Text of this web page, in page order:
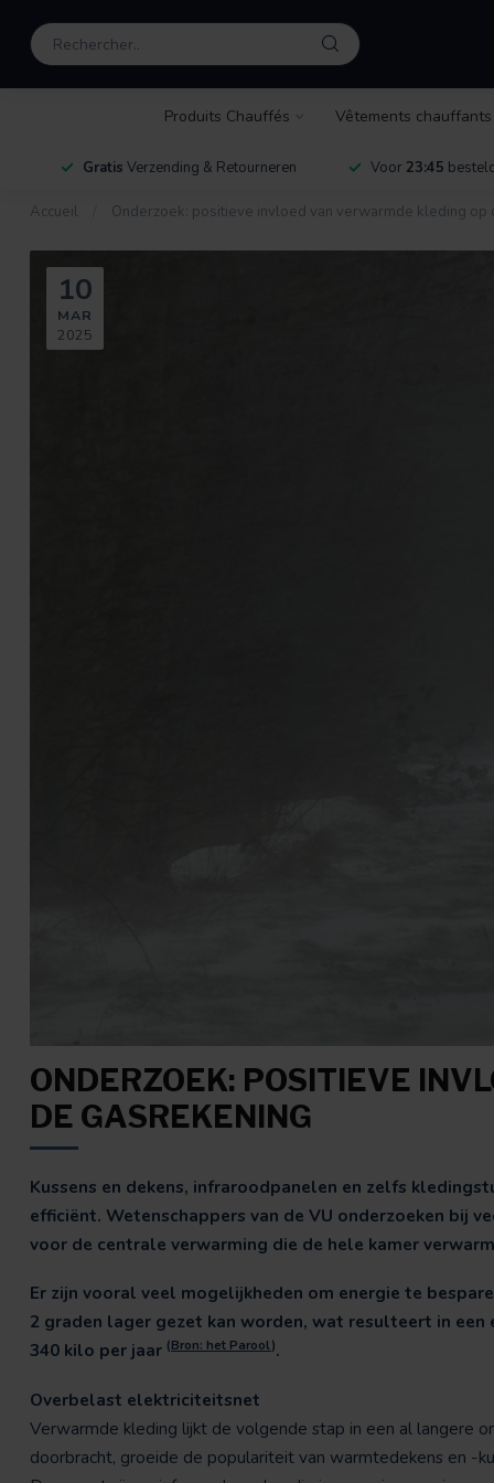
Produits Chauffés Vêtements chauffants
Gratis Verzending & Retourneren Voor 23:45
Accueil Onderzoek: positieve invloed van verwarmde kleding op
10
MAR
2025
ONDERZOEK: POSITIEVE
DE GASREKENING
Kussens en dekens, infraroodpanelen en zelfs
efficiënt. Wetenschappers van de VU onderzoeken bij
voor de centrale verwarming die de hele kamer
Er zijn vooral veel mogelijkheden om energie te
2 graden lager gezet kan worden, wat resulteert in
340 kilo per jaar (Bron: het Parool).
Overbelast elektriciteitsnet
Verwarmde kleding lijkt de volgende stap in een al langere
doorbracht, groeide de populariteit van warmtedekens en -